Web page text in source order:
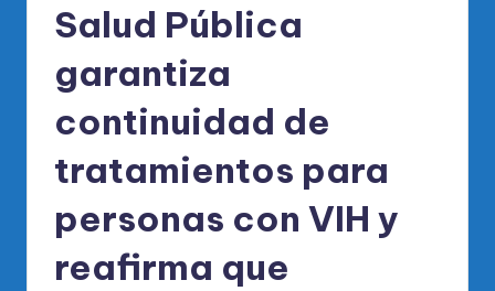
al
R
M
Salud Pública
garantiza
continuidad de
tratamientos para
personas con VIH y
reafirma que